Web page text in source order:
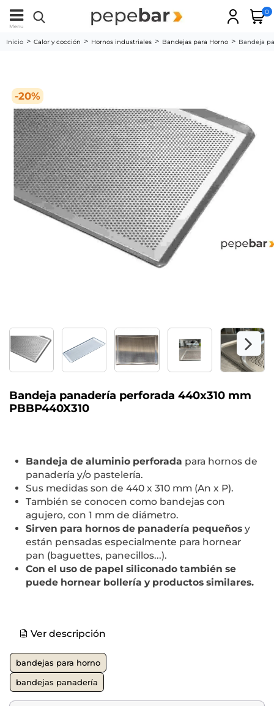
Menu
0
Inicio Calor y cocción Hornos industriales Bandejas para Horno Bandeja
-20%
Bandeja panadería perforada 440x310 mm
PBBP440X310
Bandeja de aluminio perforada para hornos de
panadería y/o pastelería.
Sus medidas son de 440 x 310 mm (An x P).
También se conocen como bandejas con
agujero, con 1 mm de diámetro.
Sirven para hornos de panadería pequeños y
están pensadas especialmente para hornear
pan (baguettes, panecillos...).
Con el uso de papel siliconado también se
puede hornear bollería y productos similares.
Ver descripción
bandejas para horno
bandejas panadería